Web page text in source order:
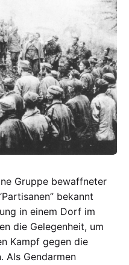
Gruppe bewaffneter
bekannt
in einem Dorf im
die Gelegenheit, um
Kampf gegen die
Als Gendarmen